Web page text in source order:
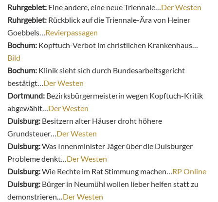
Ruhrgebiet: Eine andere, eine neue Triennale…Der Westen
Ruhrgebiet: Rückblick auf die Triennale-Ära von Heiner
Goebbels…Revierpassagen
Bochum: Kopftuch-Verbot im christlichen Krankenhaus…
Bild
Bochum: Klinik sieht sich durch Bundesarbeitsgericht
bestätigt…Der Westen
Dortmund: Bezirksbürgermeisterin wegen Kopftuch-Kritik
abgewählt…Der Westen
Duisburg: Besitzern alter Häuser droht höhere
Grundsteuer…Der Westen
Duisburg:Was Innenminister Jäger über die Duisburger
Probleme denkt…Der Westen
Duisburg:Wie Rechte im Rat Stimmung machen…RP Online
Duisburg: Bürger in Neumühl wollen lieber helfen statt zu
demonstrieren…Der Westen